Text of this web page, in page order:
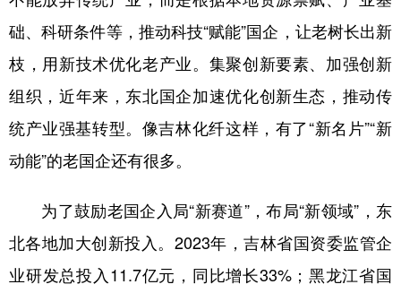
础、科研条件等，推动科技“赋能”国企，让老树长出新
枝，用新技术优化老产业。集聚创新要素、加强创新
组织，近年来，东北国企加速优化创新生态，推动传
统产业强基转型。像吉林化纤这样，有了“新名片”“新
动能”的老国企还有很多。
为了鼓励老国企入局“新赛道”，布局“新领域”，东
北各地加大创新投入。2023年，吉林省国资委监管企
业研发总投入11.7亿元，同比增长33%；黑龙江省国